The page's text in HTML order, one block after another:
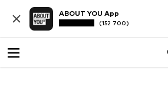
ABOUT YOU App
(152 700)